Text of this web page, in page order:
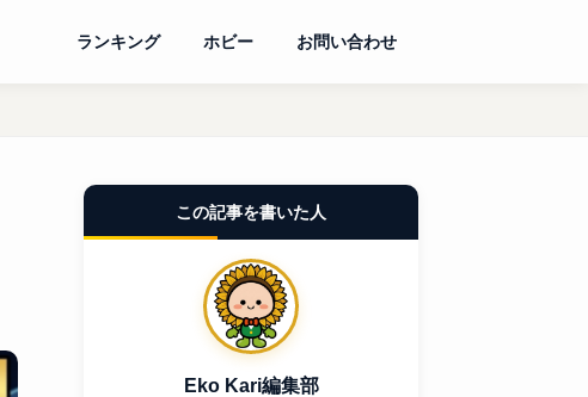
ランキング ホビー お問い合わせ
この記事を書いた人
Eko Kari編集部